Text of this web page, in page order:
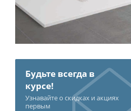
Будьте всегда в
курсе!
Узнавайте о скидках и акциях
первым